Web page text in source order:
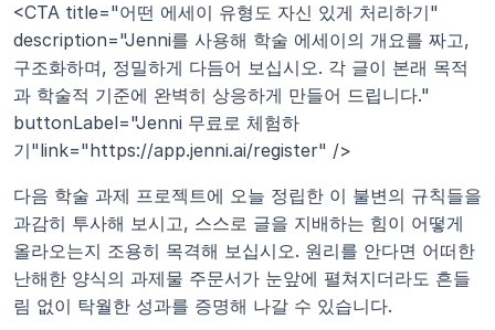
<CTA title="어떤 에세이 유형도 자신 있게 처리하기"
description="Jenni를 사용해 학술 에세이의 개요를 짜고,
구조화하며, 정밀하게 다듬어 보십시오. 각 글이 본래 목적
과 학술적 기준에 완벽히 상응하게 만들어 드립니다."
buttonLabel="Jenni 무료로 체험하
기"link="https://app.jenni.ai/register" />
다음 학술 과제 프로젝트에 오늘 정립한 이 불변의 규칙들을
과감히 투사해 보시고, 스스로 글을 지배하는 힘이 어떻게
올라오는지 조용히 목격해 보십시오. 원리를 안다면 어떠한
난해한 양식의 과제물 주문서가 눈앞에 펼쳐지더라도 흔들
림 없이 탁월한 성과를 증명해 나갈 수 있습니다.